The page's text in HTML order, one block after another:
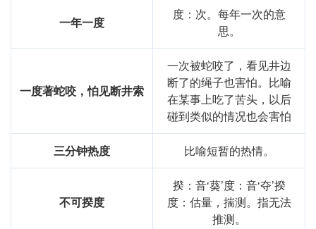
一年一度
度：次。每年一次的意
思。
一度著蛇咬，怕见断井索
一次被蛇咬了，看见井边
断了的绳子也害怕。比喻
在某事上吃了苦头，以后
碰到类似的情况也会害怕
三分钟热度 比喻短暂的热情。
不可揆度
揆：音‘葵’度：音‘夺’揆
度：估量，揣测。指无法
推测。